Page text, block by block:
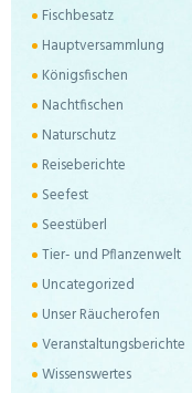
Fischbesatz
Hauptversammlung
Königsfischen
Nachtfischen
Naturschutz
Reiseberichte
Seefest
Seestüberl
Tier- und Pflanzenwelt
Uncategorized
Unser Räucherofen
Veranstaltungsberichte
Wissenswertes